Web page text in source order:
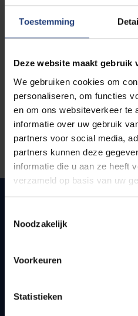
Toestemming
Deze website maakt gebruik
We gebruiken cookies om
personaliseren, om functies
en om ons websiteverkeer te
informatie over uw gebruik
partners voor social media,
partners kunnen deze
informatie die u aan ze heeft
verzameld op basis van uw
Noodzakelijk
Voorkeuren
Statistieken
Quick links
How to get to the VUB